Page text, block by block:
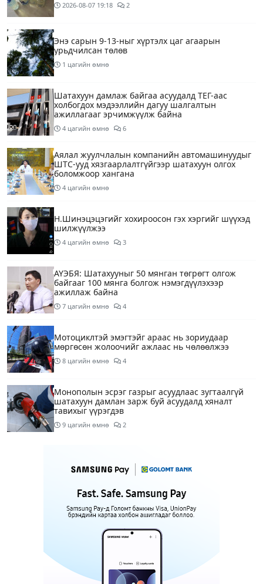
2026-08-07 19:18 2
Энэ сарын 9-13-ныг хүртэлх цаг агаарын
урьдчилсан төлөв
1 цагийн өмнө
Шатахуун дамлаж байгаа асуудалд ТЕГ-аас
холбогдох мэдээллийн дагуу шалгалтын
ажиллагааг эрчимжүүлж байна
4 цагийн өмнө 6
Аялал жуулчлалын компанийн автомашинуудыг
ШТС-ууд хязгаарлалтгүйгээр шатахуун олгох
боломжоор хангана
4 цагийн өмнө
Н.Шинэцэцэгийг хохироосон гэх хэргийг шүүхэд
шилжүүлжээ
4 цагийн өмнө 3
АҮЭБЯ: Шатахууныг 50 мянган төгрөгт олгож
байгааг 100 мянга болгож нэмэгдүүлэхээр
ажиллаж байна
7 цагийн өмнө 4
Мотоциклтэй эмэгтэйг араас нь зориудаар
мөргөсөн жолоочийг ажлаас нь чөлөөлжээ
8 цагийн өмнө 4
Монополын эсрэг газрыг асуудлаас зугтаалгүй
шатахуун дамлан зарж буй асуудалд хяналт
тавихыг үүрэгдэв
9 цагийн өмнө 2
настай охиныг 7 дахь өдрөө хайж байна
АҮЭБЯ: Тэгш, сондгойг мөрдөөгүй 7 ШТС-д
торгууль ногдуулах, тусгай зөвшөөрлийг нь
цуцлах хүртэл арга хэмжээ авахыг сануулав
Боловсролын сайд Л.Энх-Амгалан Pearson
компанийн удирдлагуудтай уулзаж, хамтын